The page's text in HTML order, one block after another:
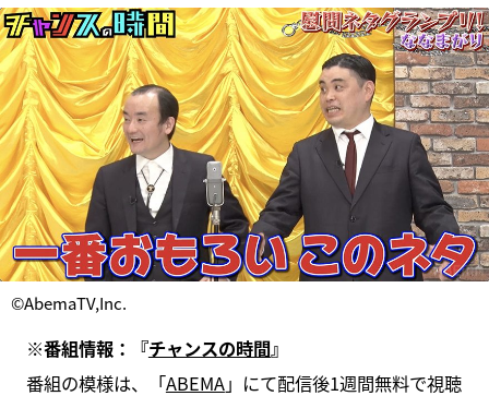
©AbemaTV,Inc.
※番組情報：『チャンスの時間』
番組の模様は、「ABEMA」にて配信後1週間無料で視聴